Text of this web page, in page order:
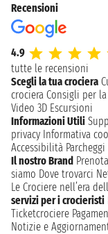
Recensioni
4.9
tutte le recensioni
Scegli la tua crociera
crociera Consigli per
Video 3D Escursioni
Informazioni Utili
privacy Informativa
Accessibilità Parcheggi
Il nostro Brand
siamo Dove trovarci
Le Crociere nell’era
servizi per i crocieristi
Ticketcrociere
Notizie e